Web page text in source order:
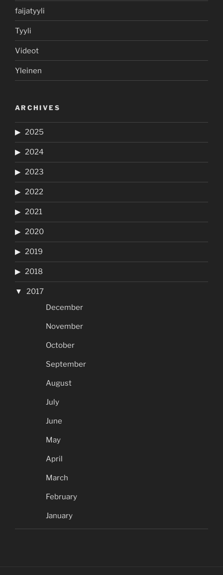
faijatyyli
Tyyli
Videot
Yleinen
ARCHIVES
2025
2024
2023
2022
2021
2020
2019
2018
2017
December
November
October
September
August
July
June
May
April
March
February
January